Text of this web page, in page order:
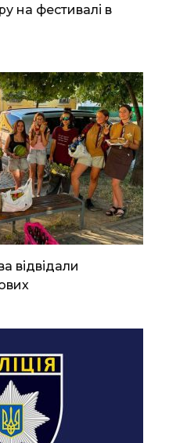
на фестивалі в
відвідали